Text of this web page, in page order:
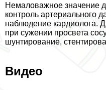
Немаловажное значение
контроль артериального
наблюдение кардиолога.
при сужении просвета
шунтирование,
Видео